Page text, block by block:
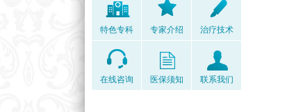
特色专科 专家介绍 治疗技术
在线咨询 医保须知 联系我们